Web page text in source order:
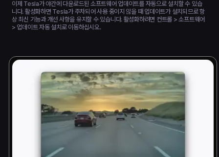
이제 Tesla가 야간에 다운로드된 소프트웨어 업데이트를 자동으로 설치할 수 있습
니다. 활성화하면 Tesla가 주차되어 사용 중이지 않을 때 업데이트가 설치되므로 항
상 최신 기능과 개선 사항을 유지할 수 있습니다. 활성화하려면 컨트롤 > 소프트웨어
> 업데이트 자동 설치로 이동하십시오.